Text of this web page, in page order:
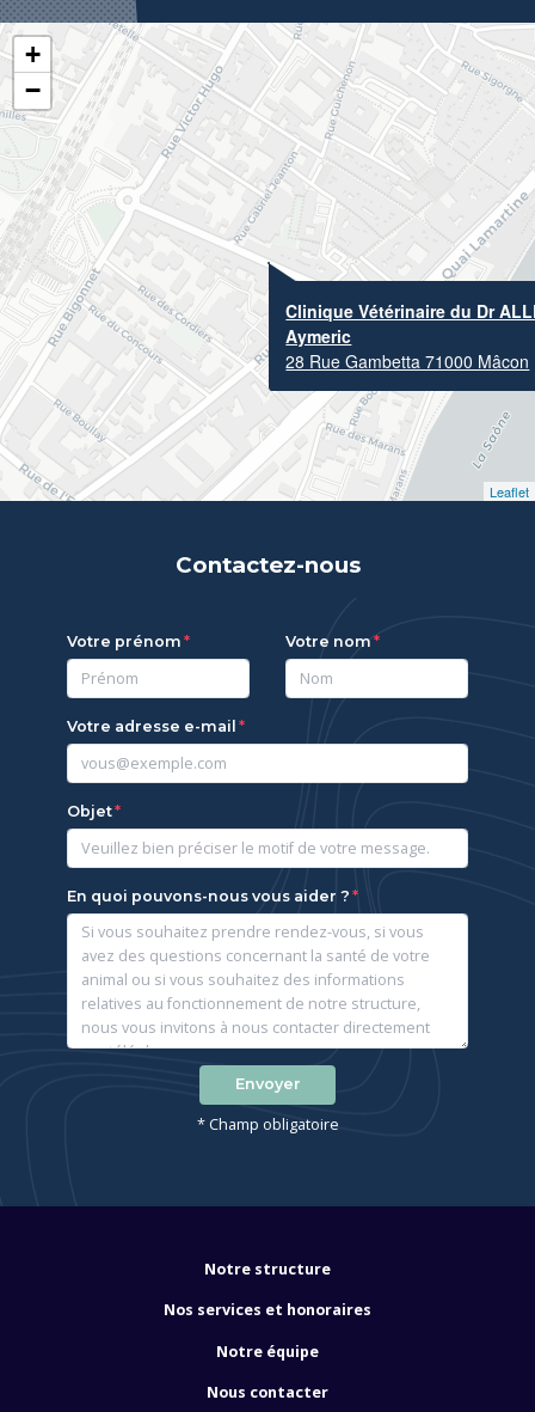
Clinique Vétérinaire du Dr
Aymeric
28 Rue Gambetta 71000 Mâcon
+
−
Leaflet
Contactez-nous
Votre prénom Votre nom
Votre adresse e-mail
Objet
En quoi pouvons-nous vous aider ?
Envoyer
* Champ obligatoire
Notre structure
Nos services et honoraires
Notre équipe
Nous contacter